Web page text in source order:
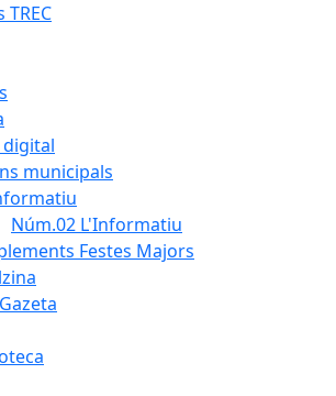
TREC
municipals
Núm.02 L'Informatiu
Festes Majors